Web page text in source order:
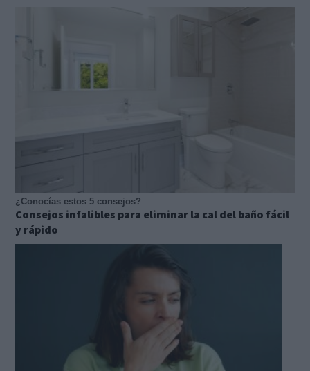
¿Conocías estos 5 consejos?
Consejos infalibles para eliminar la cal del baño fácil
y rápido